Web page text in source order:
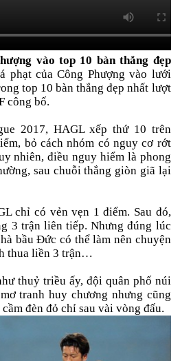
vào top 10 bàn thắng đẹp
phạt của Công Phượng vào lưới
top 10 bàn thắng đẹp nhất lượt
công bố.
2017, HAGL xếp thứ 10 trên
bỏ cách nhóm có nguy cơ rớt
nhiên, điều nguy hiểm là phong
sau chuỗi thắng giòn giã lại
chỉ có vẻn vẹn 1 điểm. Sau đó,
3 trận liên tiếp. Nhưng đúng lúc
bầu Đức có thể làm nên chuyện
thua liền 3 trận…
thuỷ triều ấy, đội quân phố núi
tranh huy chương nhưng cũng
đèn đỏ chỉ sau vài vòng đấu.